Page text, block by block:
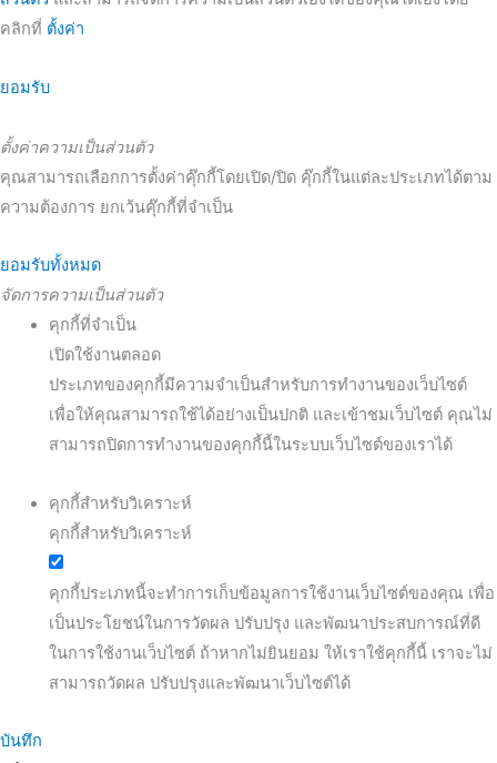
คลิกที่ ตั้งค่า
ยอมรับ
ตั้งค่าความเป็นส่วนตัว
คุณสามารถเลือกการตั้งค่าคุ๊กกี้โดยเปิด/ปิด คุ๊กกี้ในแต่ละประเภทได้ตาม
ความต้องการ ยกเว้นคุ๊กกี้ที่จำเป็น
ยอมรับทั้งหมด
จัดการความเป็นส่วนตัว
คุกกี้ที่จำเป็น
เปิดใช้งานตลอด
ประเภทของคุกกี้มีความจำเป็นสำหรับการทำงานของเว็บไซต์
เพื่อให้คุณสามารถใช้ได้อย่างเป็นปกติ และเข้าชมเว็บไซต์ คุณไม่
สามารถปิดการทำงานของคุกกี้นี้ในระบบเว็บไซต์ของเราได้
คุกกี้สำหรับวิเคราะห์
คุกกี้สำหรับวิเคราะห์
คุกกี้ประเภทนี้จะทำการเก็บข้อมูลการใช้งานเว็บไซต์ของคุณ เพื่อ
เป็นประโยชน์ในการวัดผล ปรับปรุง และพัฒนาประสบการณ์ที่ดี
ในการใช้งานเว็บไซต์ ถ้าหากไม่ยินยอม ให้เราใช้คุกกี้นี้ เราจะไม่
สามารถวัดผล ปรับปรุงและพัฒนาเว็บไซต์ได้
บันทึก